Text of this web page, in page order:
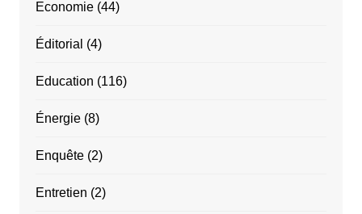
Economie(44)
Éditorial (4)
Education (116)
Énergie(8)
Enquête(2)
Entretien (2)